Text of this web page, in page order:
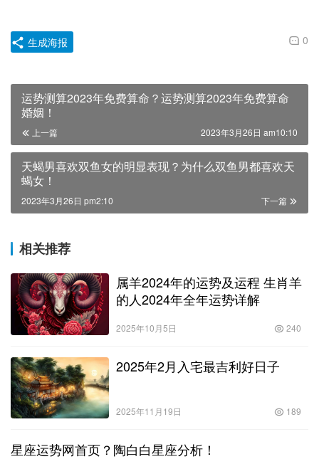
0
生成海报
运势测算2023年免费算命？运势测算2023年免费算命
婚姻！
上一篇 2023年3月26日 am10:10
天蝎男喜欢双鱼女的明显表现？为什么双鱼男都喜欢天
蝎女！
下一篇
2023年3月26日 pm2:10
相关推荐
属羊2024年的运势及运程 生肖羊
的人2024年全年运势详解
2025年10月5日 240
2025年2月入宅最吉利好日子
2025年11月19日 189
星座运势网首页？陶白白星座分析！